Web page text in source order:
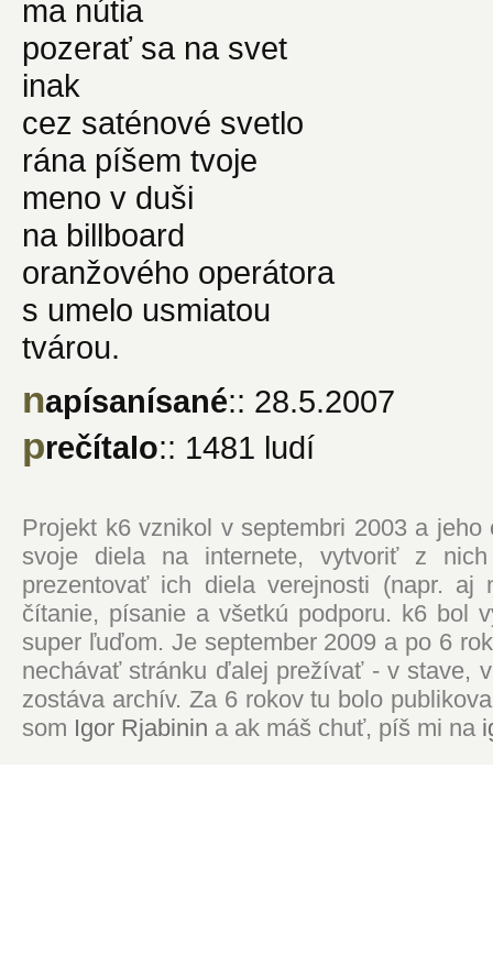
ma nútia
pozerať sa na svet
inak
cez saténové svetlo
rána píšem tvoje
meno v duši
na billboard
oranžového operátora
s umelo usmiatou
tvárou.
napísanísané:: 28.5.2007
prečítalo:: 1481 ludí
Projekt k6 vznikol v septembri 2003 a
svoje diela na internete, vytvoriť z
prezentovať ich diela verejnosti (napr. aj
čítanie, písanie a všetkú podporu. k6 bol
super ľuďom. Je september 2009 a po 6
nechávať stránku ďalej prežívať - v stave,
zostáva archív. Za 6 rokov tu bolo
som Igor Rjabinin a ak máš chuť, píš mi na